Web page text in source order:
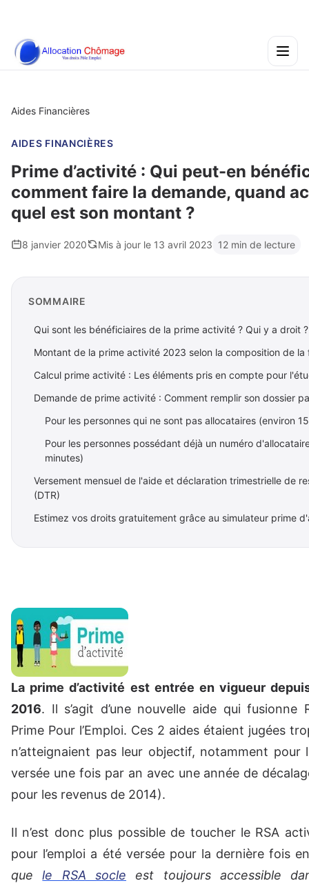
Aides Financières
AIDES FINANCIÈRES
Prime d’activité : Qui peut-en
comment faire la demande, quand
quel est son montant ?
8 janvier 2020 Mis à jour le 13 avril 2023 12 min de lecture
SOMMAIRE
Qui sont les bénéficiaires de la prime activité ? Qui y a droit ?
Montant de la prime activité 2023 selon la composition de la
Calcul prime activité : Les éléments pris en compte pour
Demande de prime activité : Comment remplir son dossier
Pour les personnes qui ne sont pas allocataires (environ
Pour les personnes possédant déjà un numéro
minutes)
Versement mensuel de l'aide et déclaration trimestrielle de
(DTR)
Estimez vos droits gratuitement grâce au simulateur prime
La prime d’activité est entrée en vigueur
2016. Il s’agit d’une nouvelle aide qui fusionne
Prime Pour l’Emploi. Ces 2 aides étaient jugées
n’atteignaient pas leur objectif, notamment pour
versée une fois par an avec une année de
pour les revenus de 2014).
Il n’est donc plus possible de toucher le RSA
pour l’emploi a été versée pour la dernière fois
quele RSA socle est toujours accessible